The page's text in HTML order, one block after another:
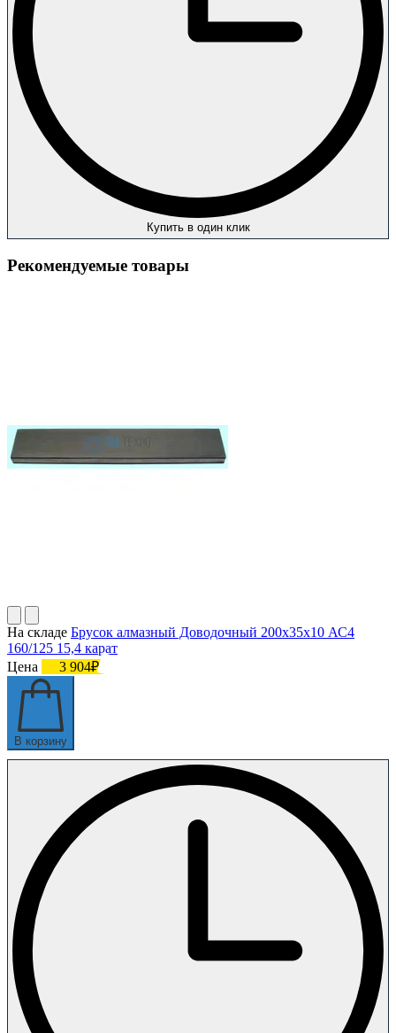
Купить в один клик
Рекомендуемые товары
На складе Брусок алмазный Доводочный 200х35х10 АС4
160/125 15,4 карат
Цена
3 904₽
В корзину